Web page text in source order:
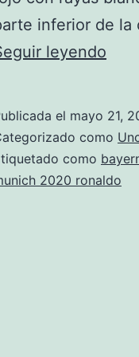
inferior de la
leyendo
el mayo 21,
como
como
2020 ronaldo